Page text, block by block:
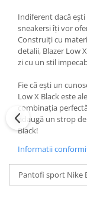
Indiferent dacă
sneakersi îți vor
Construiți cu
detalii, Blazer Low
zi cu un stil
Fie că ești un
Low X Black este
combinația
adaugă un strop
Black!
Informatii
Pantofi sport Nike